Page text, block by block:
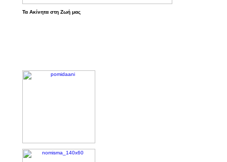
Τα Ακίνητα στη Ζωή μας